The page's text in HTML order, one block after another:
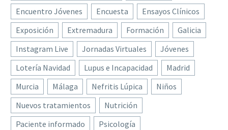
Encuentro Jóvenes
Encuesta
Ensayos Clínicos
Exposición
Extremadura Formación
Galicia
Instagram Live
Jornadas Virtuales
Jóvenes
Lotería Navidad
Lupus e Incapacidad
Madrid
Murcia
Málaga Nefritis Lúpica
Niños
Nuevos tratamientos
Nutrición
Paciente informado
Psicología